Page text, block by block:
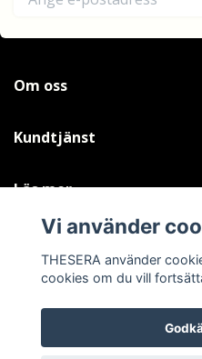
Om oss
Kundtjänst
Läs mer
Sociala medier
Vi använder
THESERA använder
cookies om du vill